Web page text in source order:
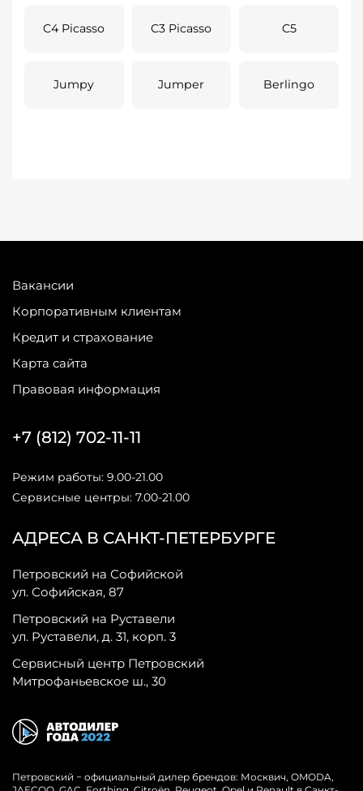
C4 Picasso C3 Picasso C5
Jumpy Jumper Berlingo
Вакансии
Корпоративным клиентам
Кредит и страхование
Карта сайта
Правовая информация
АДРЕСА В САНКТ-ПЕТЕРБУРГЕ
Петровский на Софийской
ул. Софийская, 87
Петровский на Руставели
ул. Руставели, д. 31, корп. 3
Сервисный центр Петровский
Митрофаньевское ш., 30
+7 (812) 702-11-11
Режим работы: 9.00-21.00
Сервисные центры: 7.00-21.00
Петровский − официальный дилер брендов: Москвич, OMODA,